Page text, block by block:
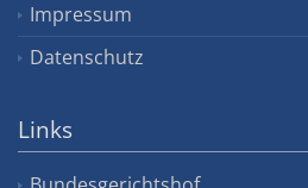
Impressum
Datenschutz
Links